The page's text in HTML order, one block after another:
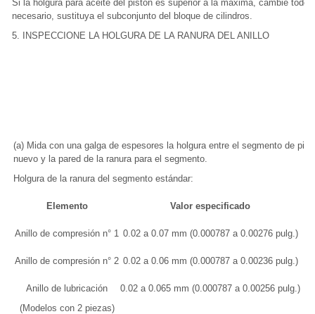
Si la holgura para aceite del pistón es superior a la máxima, cambie
necesario, sustituya el subconjunto del bloque de cilindros.
5. INSPECCIONE LA HOLGURA DE LA RANURA DEL ANILLO
(a) Mida con una galga de espesores la holgura entre el segmento de
nuevo y la pared de la ranura para el segmento.
Holgura de la ranura del segmento estándar:
Elemento Valor especificado
Anillo de compresión n° 1 0.02 a 0.07 mm (0.000787 a 0.00276 pulg.)
Anillo de compresión n° 2 0.02 a 0.06 mm (0.000787 a 0.00236 pulg.)
Anillo de lubricación
(Modelos con 2 piezas)
0.02 a 0.065 mm (0.000787 a 0.00256 pulg.)